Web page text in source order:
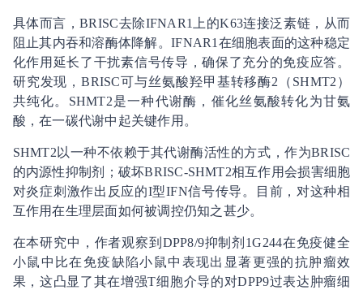
具体而言，BRISC去除IFNAR1上的K63连接泛素链，从而
阻止其内吞和溶酶体降解。IFNAR1在细胞表面的这种稳定
化作用延长了干扰素信号传导，确保了充分的免疫应答。
研究发现，BRISC可与丝氨酸羟甲基转移酶2（SHMT2）
共纯化。SHMT2是一种代谢酶，催化丝氨酸转化为甘氨
酸，在一碳代谢中起关键作用。
SHMT2以一种不依赖于其代谢酶活性的方式，作为BRISC
的内源性抑制剂；破坏BRISC-SHMT2相互作用会损害细胞
对炎症刺激作出反应的I型IFN信号传导。目前，对这种相
互作用在生理层面如何被调控仍知之甚少。
在本研究中，作者观察到DPP8/9抑制剂1G244在免疫健全
小鼠中比在免疫缺陷小鼠中表现出显著更强的抗肿瘤效
果，这凸显了其在增强T细胞介导的对DPP9过表达肿瘤细